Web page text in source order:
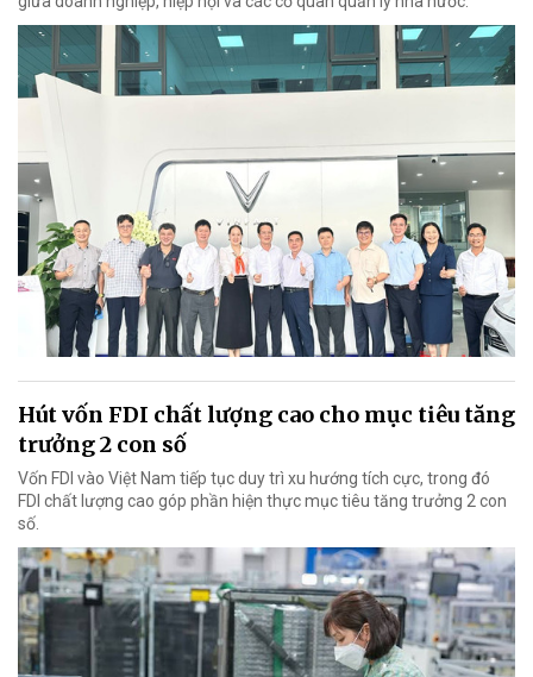
Hút vốn FDI chất lượng cao cho mục tiêu tăng
trưởng 2 con số
Vốn FDI vào Việt Nam tiếp tục duy trì xu hướng tích cực, trong đó
FDI chất lượng cao góp phần hiện thực mục tiêu tăng trưởng 2 con
số.